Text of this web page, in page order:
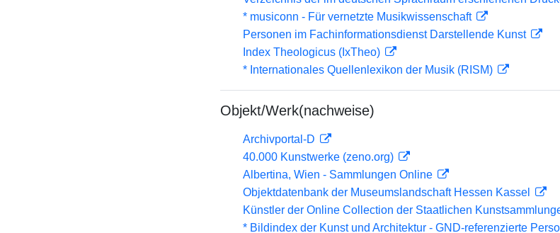
* musiconn - Für vernetzte Musikwissenschaft
Personen im Fachinformationsdienst Darstellende Kunst
Index Theologicus (IxTheo)
* Internationales Quellenlexikon der Musik (RISM)
Objekt/Werk(nachweise)
Archivportal-D
40.000 Kunstwerke (zeno.org)
Albertina, Wien - Sammlungen Online
Objektdatenbank der Museumslandschaft Hessen Kassel
Künstler der Online Collection der Staatlichen
* Bildindex der Kunst und Architektur - GND-referenzierte